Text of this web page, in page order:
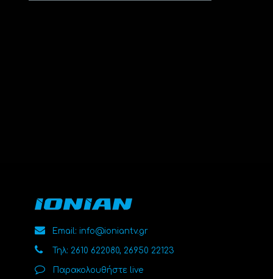
Email: info@ioniantv.gr
Τηλ: 2610 622080, 26950 22123
Παρακολουθήστε live